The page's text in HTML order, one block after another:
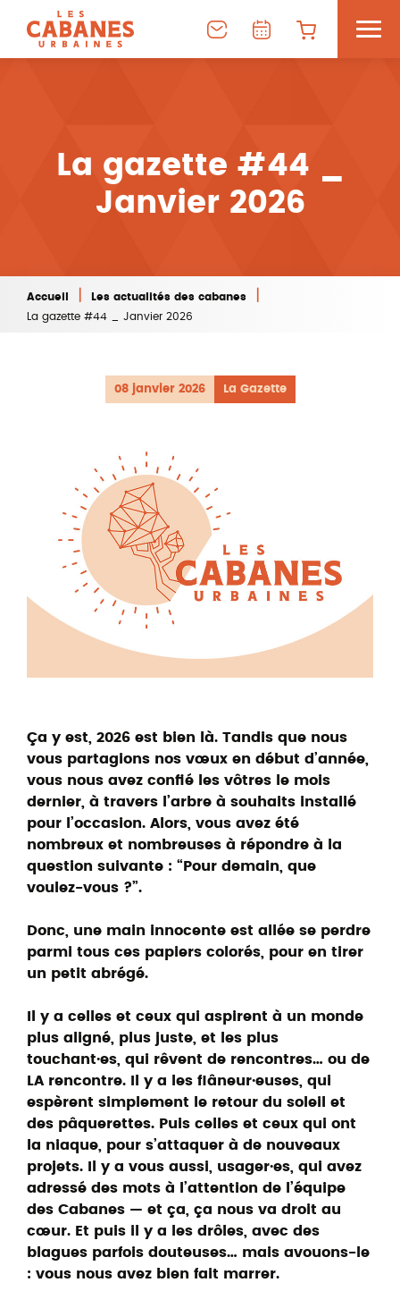
La gazette #44 _
Janvier 2026
Accueil Les actualités des cabanes
La gazette #44 _ Janvier 2026
08 janvier 2026 La Gazette
Ça y est, 2026 est bien là. Tandis que nous
vous partagions nos vœux en début d’année,
vous nous avez confié les vôtres le mois
dernier, à travers l’arbre à souhaits installé
pour l’occasion. Alors, vous avez été
nombreux et nombreuses à répondre à la
question suivante : “Pour demain, que
voulez-vous ?”.
Donc, une main innocente est allée se perdre
parmi tous ces papiers colorés, pour en tirer
un petit abrégé.
Il y a celles et ceux qui aspirent à un monde
plus aligné, plus juste, et les plus
touchant·es, qui rêvent de rencontres… ou de
LA rencontre. Il y a les flâneur·euses, qui
espèrent simplement le retour du soleil et
des pâquerettes. Puis celles et ceux qui ont
la niaque, pour s’attaquer à de nouveaux
projets. Il y a vous aussi, usager·es, qui avez
adressé des mots à l’attention de l’équipe
des Cabanes — et ça, ça nous va droit au
cœur. Et puis il y a les drôles, avec des
blagues parfois douteuses… mais avouons-le
: vous nous avez bien fait marrer.